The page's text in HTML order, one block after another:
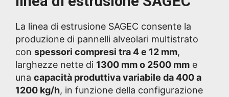
La linea di estrusione SAGEC consente la
produzione di pannelli alveolari multistrato
con spessori compresi tra 4 e 12 mm,
larghezze nette di 1300 mm o 2500 mm e
una capacità produttiva variabile da 400 a
1200 kg/h, in funzione della configurazione